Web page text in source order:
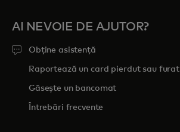
AI NEVOIE DE AJUTOR?
Obține asistență
Raportează un card pierdut sau furat
Găsește un bancomat
Întrebări frecvente